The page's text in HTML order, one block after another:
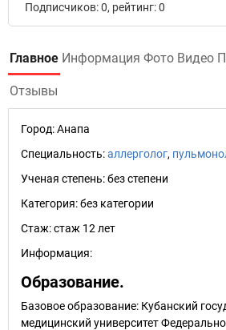
Подписчиков: 0, рейтинг: 0
Главное Информация Фото Видео
Отзывы
Город:Анапа
Специальность:аллерголог,
Ученая степень:без степени
Категория:без категории
Стаж:стаж 12 лет
Информация:
Образование.
Базовое образование: Кубанский
медицинский университет